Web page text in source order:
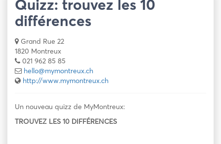
Quizz: trouvez les 10
différences
Grand Rue 22
1820 Montreux
021 962 85 85
hello@mymontreux.ch
http://www.mymontreux.ch
Un nouveau quizz de MyMontreux:
TROUVEZ LES 10 DIFFÉRENCES